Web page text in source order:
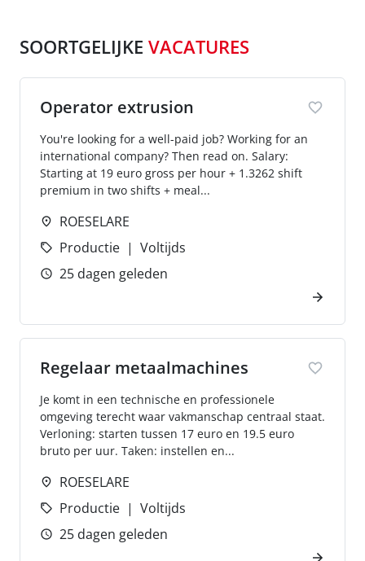
SOORTGELIJKE VACATURES
Operator extrusion
You're looking for a well-paid job? Working for an
international company? Then read on. Salary:
Starting at 19 euro gross per hour + 1.3262 shift
premium in two shifts + meal...
ROESELARE
Productie
Voltijds
25 dagen geleden
Regelaar metaalmachines
Je komt in een technische en professionele
omgeving terecht waar vakmanschap centraal staat.
Verloning: starten tussen 17 euro en 19.5 euro
bruto per uur. Taken: instellen en...
ROESELARE
Productie
Voltijds
25 dagen geleden